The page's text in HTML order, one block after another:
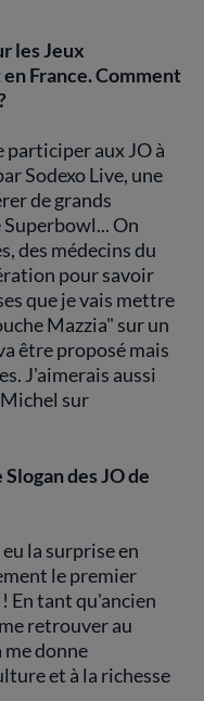
les Jeux
France. Comment
participer aux JO à
Sodexo Live, une
de grands
On
des médecins du
pour savoir
que je vais mettre
Mazzia" sur un
être proposé mais
J'aimerais aussi
sur
des JO de
la surprise en
le premier
En tant qu'ancien
retrouver au
me donne
et à la richesse